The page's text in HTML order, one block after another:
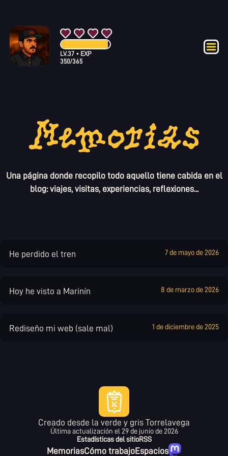
LV.37 •EXP
350/365
Memorias
Una página donde recopilo todo aquello tiene cabida en el
blog: viajes, visitas, experiencias, reflexiones...
He perdido el tren 7 de mayo de 2026
Hoy he visto a Marinín 8 de marzo de 2026
Rediseño mi web (sale mal) 1 de diciembre de 2025
Creado desde la verde y gris Torrelavega
Última actualización el29 de junio de 2026
Estadísticas del sitioRSS
MemoriasCómo trabajoEspacios